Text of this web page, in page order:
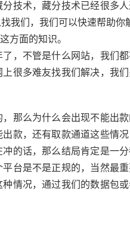
技术，藏分技术已经很多
我们，我们可以快速帮助你
方面的知识。
，不管是什么网站，我们
很多难友找我们解决，我
那么为什么会出现不能出
款，还有取款通道这些情
的话，那么结局肯定是一
台是不是正规的，当然最
情况，通过我们的数据包